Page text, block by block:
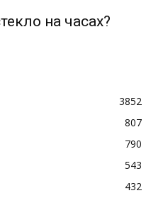
на часах?
3852
807
790
543
432